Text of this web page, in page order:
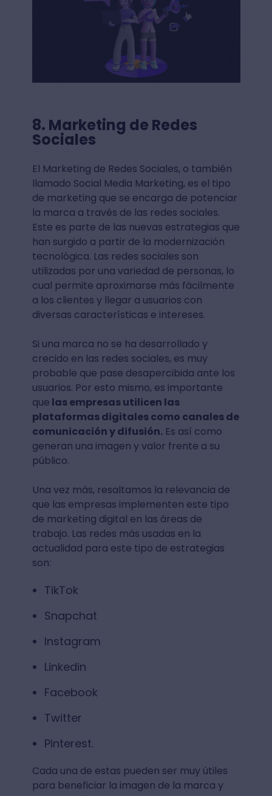
8. Marketing de Redes
Sociales
El Marketing de Redes Sociales, o también
llamado Social Media Marketing, es el tipo
de marketing que se encarga de potenciar
la marca a través de las redes sociales.
Este es parte de las nuevas estrategias que
han surgido a partir de la modernización
tecnológica. Las redes sociales son
utilizadas por una variedad de personas, lo
cual permite aproximarse más fácilmente
a los clientes y llegar a usuarios con
diversas características e intereses.
Si una marca no se ha desarrollado y
crecido en las redes sociales, es muy
probable que pase desapercibida ante los
usuarios. Por esto mismo, es importante
que las empresas utilicen las
plataformas digitales como canales de
comunicación y difusión.Es así como
generan una imagen y valor frente a su
público.
Una vez más, resaltamos la relevancia de
que las empresas implementen este tipo
de marketing digital en las áreas de
trabajo. Las redes más usadas en la
actualidad para este tipo de estrategias
son:
TikTok
Snapchat
Instagram
Linkedin
Facebook
Twitter
Pinterest.
Cada una de estas pueden ser muy útiles
para beneficiar la imagen de la marca y